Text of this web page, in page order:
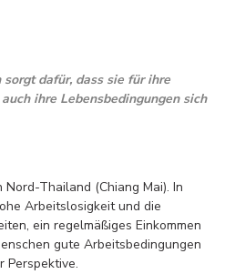
dafür, dass sie für ihre
ihre Lebensbedingungen sich
Thailand (Chiang Mai). In
Arbeitslosigkeit und die
ein regelmäßiges Einkommen
gute Arbeitsbedingungen
Perspektive.